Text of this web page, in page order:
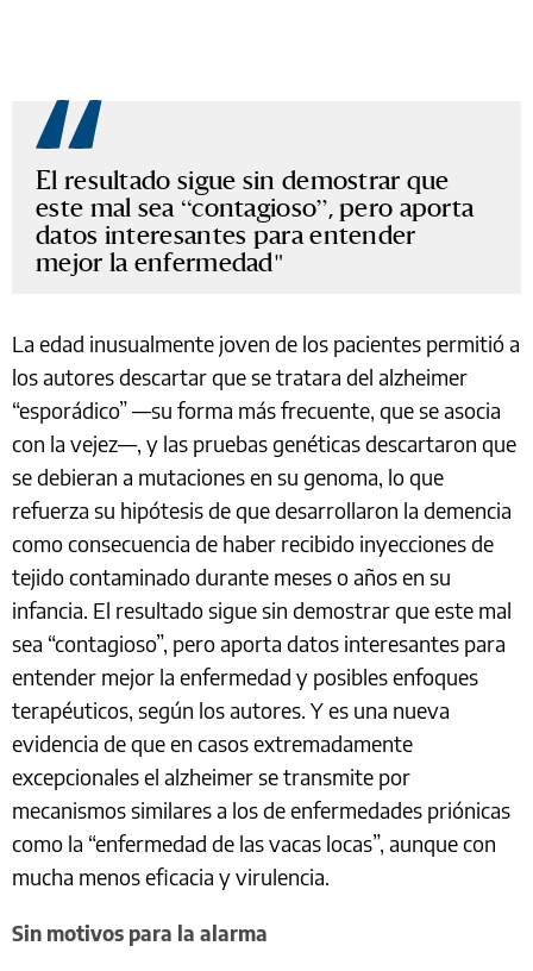
El resultado sigue sin demostrar que
este mal sea “contagioso”, pero aporta
datos interesantes para entender
mejor la enfermedad
La edad inusualmente joven de los pacientes permitió a
los autores descartar que se tratara del alzheimer
“esporádico” —su forma más frecuente, que se asocia
con la vejez—, y las pruebas genéticas descartaron que
se debieran a mutaciones en su genoma, lo que
refuerza su hipótesis de que desarrollaron la demencia
como consecuencia de haber recibido inyecciones de
tejido contaminado durante meses o años en su
infancia. El resultado sigue sin demostrar que este mal
sea “contagioso”, pero aporta datos interesantes para
entender mejor la enfermedad y posibles enfoques
terapéuticos, según los autores. Y es una nueva
evidencia de que en casos extremadamente
excepcionales el alzheimer se transmite por
mecanismos similares a los de enfermedades priónicas
como la “enfermedad de las vacas locas”, aunque con
mucha menos eficacia y virulencia.
Sin motivos para la alarma